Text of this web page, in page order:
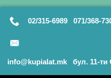
02/315-6989 071/368-
info@kupialat.mk бул. 11-